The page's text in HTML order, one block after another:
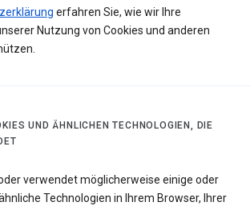
erfahren Sie, wie wir Ihre
Nutzung von Cookies und anderen
UND ÄHNLICHEN TECHNOLOGIEN, DIE
verwendet möglicherweise einige oder
Technologien in Ihrem Browser, Ihrer